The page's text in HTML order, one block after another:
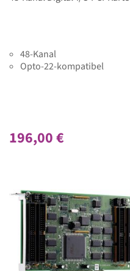
48-Kanal
Opto-22-kompatibel
196,00 €